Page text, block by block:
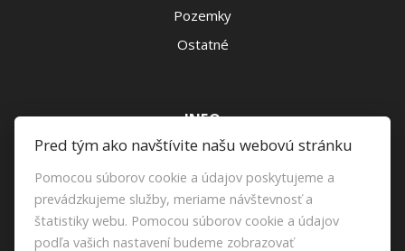
Pozemky
Ostatné
INFO
Napíšte nám
Kontakt
Pred tým ako navštívite našu webovú stránku
Pomocou súborov cookie a údajov poskytujeme a
prevádzkujeme služby, meriame návštevnosť a
štatistiky webu. Pomocou súborov cookie a údajov
podľa vašich nastavení budeme zobrazovať